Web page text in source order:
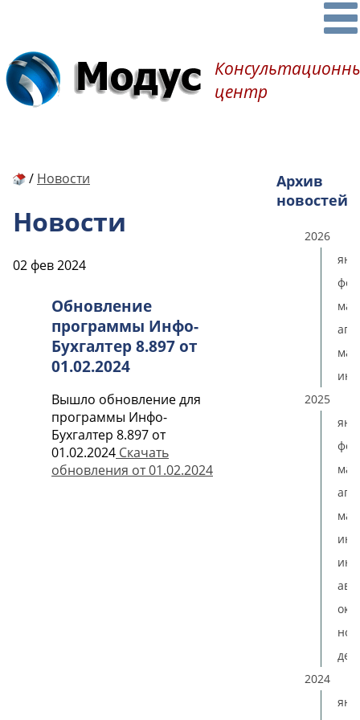
центр
/ Новости
Новости
02 фев 2024
Обновление
программы Инфо-
Бухгалтер 8.897 от
01.02.2024
Вышло обновление для
программы Инфо-
Бухгалтер 8.897 от
01.02.2024 Скачать
обновления от 01.02.2024
Архив
новостей
2026
мая
2025
мая
2024